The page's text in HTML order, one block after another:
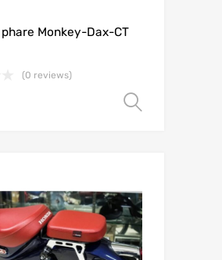
Monkey-Dax-CT
(0 reviews)